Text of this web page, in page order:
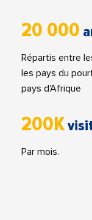
20 000
Répartis entre
les pays du
pays d'Afrique
200K
Par mois.